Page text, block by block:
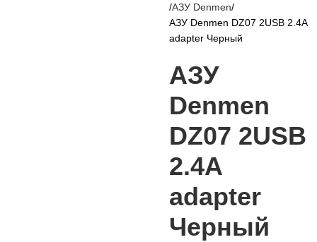
АЗУ Denmen
АЗУ Denmen DZ07 2USB 2.4A
adapter Черный
АЗУ
Denmen
DZ07 2USB
2.4A
adapter
Черный